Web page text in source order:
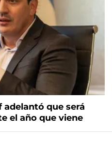
que será
el año que viene